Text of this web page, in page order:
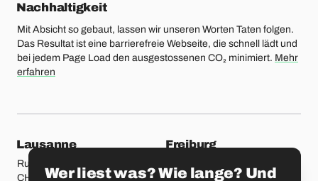
Nachhaltigkeit
Mit Absicht so gebaut, lassen wir unseren Worten Taten folgen.
Das Resultat ist eine barrierefreie Webseite, die schnell lädt und
bei jedem Page Load den ausgestossenen CO₂ minimiert. Mehr
erfahren
unsere Standorte
Lausanne
Rue Etraz 4
CH-1003 Lausanne
Freiburg
CH-1700 Freiburg
Wer liest was? Wie lange? Und